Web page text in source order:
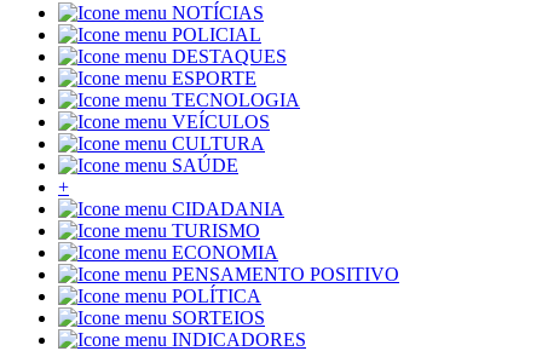
NOTÍCIAS
POLICIAL
DESTAQUES
ESPORTE
TECNOLOGIA
VEÍCULOS
CULTURA
SAÚDE
+
CIDADANIA
TURISMO
ECONOMIA
PENSAMENTO POSITIVO
POLÍTICA
SORTEIOS
INDICADORES